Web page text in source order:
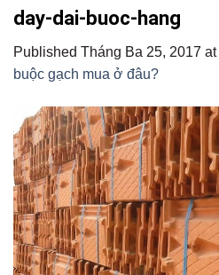
day-dai-buoc-hang
Published Tháng Ba 25, 2017 at
buộc gạch mua ở đâu?